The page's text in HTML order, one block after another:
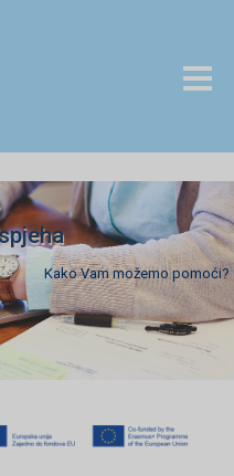
Kako Vam možemo pomoći?